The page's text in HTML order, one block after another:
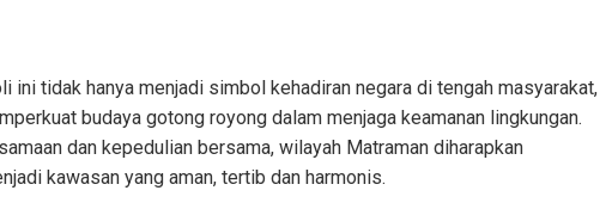
ini tidak hanya menjadi simbol kehadiran negara di tengah masyarakat,
budaya gotong royong dalam menjaga keamanan lingkungan.
dan kepedulian bersama, wilayah Matraman diharapkan
kawasan yang aman, tertib dan harmonis.